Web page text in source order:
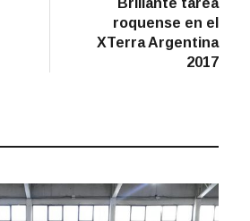
roquense en el
XTerra Argentina
2017